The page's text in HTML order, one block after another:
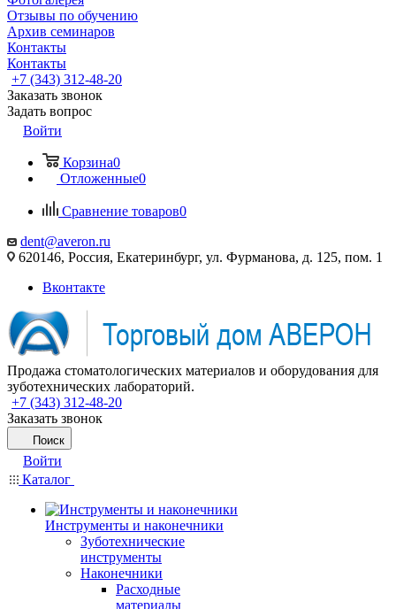
Отзывы по обучению
Архив семинаров
Контакты
Контакты
+7 (343) 312-48-20
Заказать звонок
Задать вопрос
Войти
Корзина0
Отложенные0
Сравнение товаров0
dent@averon.ru
620146, Россия, Екатеринбург, ул. Фурманова, д. 125, пом. 1
Вконтакте
Продажа стоматологических материалов и оборудования для
зуботехнических лабораторий.
+7 (343) 312-48-20
Заказать звонок
Поиск
Войти
Каталог
Инструменты и наконечники
Зуботехнические
инструменты
Наконечники
Расходные
материалы